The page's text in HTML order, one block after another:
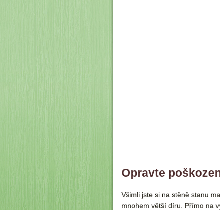
Opravte
Všimli jste si na stěně stanu
mnohem větší díru. Přímo na